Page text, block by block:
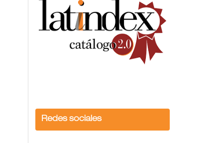
Redes sociales